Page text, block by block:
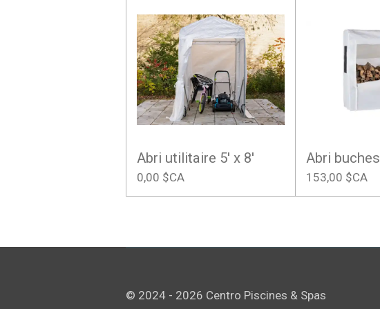
Abri utilitaire 5' x 8'
0,00 $CA
Abri buches
153,00 $CA
© 2024 - 2026 Centro Piscines & Spas